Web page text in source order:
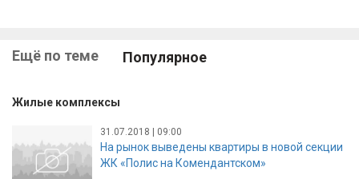
Ещё по теме Популярное
Жилые комплексы
31.07.2018 | 09:00
На рынок выведены квартиры в новой секции
ЖК «Полис на Комендантском»